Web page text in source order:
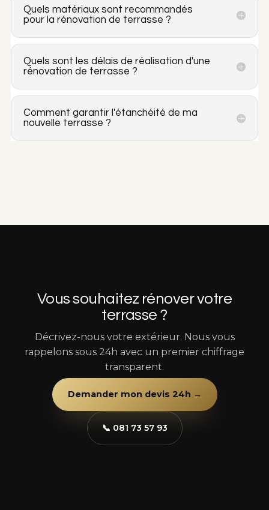
Quels matériaux sont recommandés
pour la rénovation de terrasse ?
Quels sont les délais de réalisation d'une
rénovation de terrasse ?
Comment garantir l'étanchéité de ma
nouvelle terrasse ?
Vous souhaitez rénover votre
terrasse ?
Décrivez-nous votre extérieur. Nous vous
rappelons sous 24h avec un premier chiffrage
transparent.
Demander mon devis 24h →
📞 081 73 57 93